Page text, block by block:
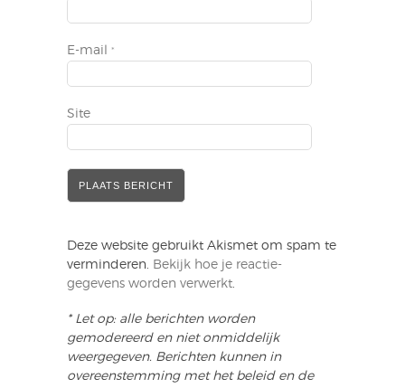
E-mail *
Site
Deze website gebruikt Akismet om spam te
verminderen. Bekijk hoe je reactie-
gegevens worden verwerkt.
* Let op: alle berichten worden
gemodereerd en niet onmiddelijk
weergegeven. Berichten kunnen in
overeenstemming met het beleid en de